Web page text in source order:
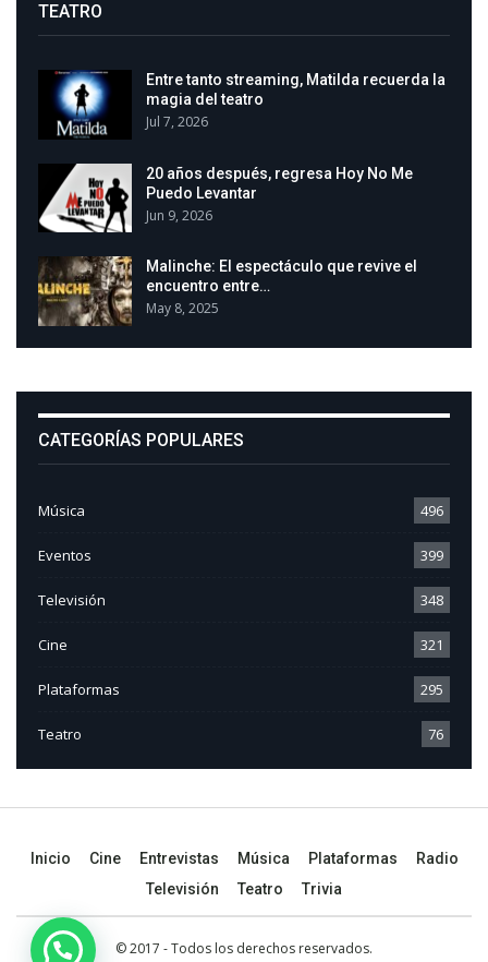
TEATRO
Entre tanto streaming, Matilda recuerda la
magia del teatro
Jul 7, 2026
20 años después, regresa Hoy No Me
Puedo Levantar
Jun 9, 2026
Malinche: El espectáculo que revive el
encuentro entre…
May 8, 2025
CATEGORÍAS POPULARES
Música 496
Eventos 399
Televisión 348
Cine 321
Plataformas 295
Teatro 76
Inicio Cine Entrevistas Música Plataformas
Radio
Televisión
Teatro Trivia
© 2017 - Todos los derechos reservados.